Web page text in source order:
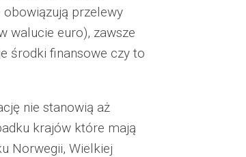
przelewy
walucie euro), zawsze
środki finansowe czy to
nie stanowią aż
krajów które mają
Norwegii, Wielkiej